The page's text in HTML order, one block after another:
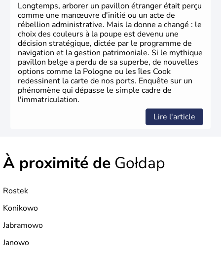
Longtemps, arborer un pavillon étranger était perçu
comme une manœuvre d'initié ou un acte de
rébellion administrative. Mais la donne a changé : le
choix des couleurs à la poupe est devenu une
décision stratégique, dictée par le programme de
navigation et la gestion patrimoniale. Si le mythique
pavillon belge a perdu de sa superbe, de nouvelles
options comme la Pologne ou les îles Cook
redessinent la carte de nos ports. Enquête sur un
phénomène qui dépasse le simple cadre de
l'immatriculation.
Lire l'article
À proximité de Gołdap
Rostek
Konikowo
Jabramowo
Janowo